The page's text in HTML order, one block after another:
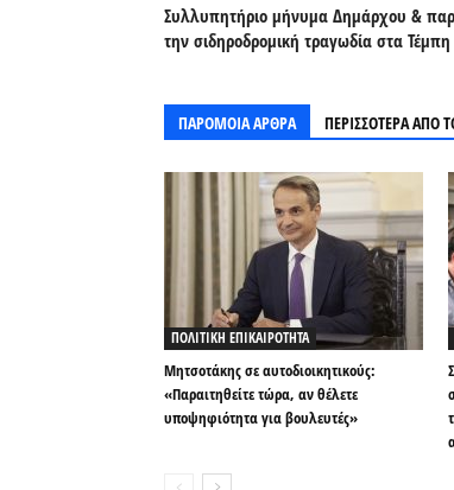
Συλλυπητήριο μήνυμα Δημάρχου &
την σιδηροδρομική τραγωδία στα Τέμπη
ΠΑΡΟΜΟΙΑ ΑΡΘΡΑ ΠΕΡΙΣΣΟΤΕΡΑ ΑΠΟ
ΠΟΛΙΤΙΚΗ ΕΠΙΚΑΙΡΟΤΗΤΑ
Μητσοτάκης σε αυτοδιοικητικούς:
«Παραιτηθείτε τώρα, αν θέλετε
υποψηφιότητα για βουλευτές»